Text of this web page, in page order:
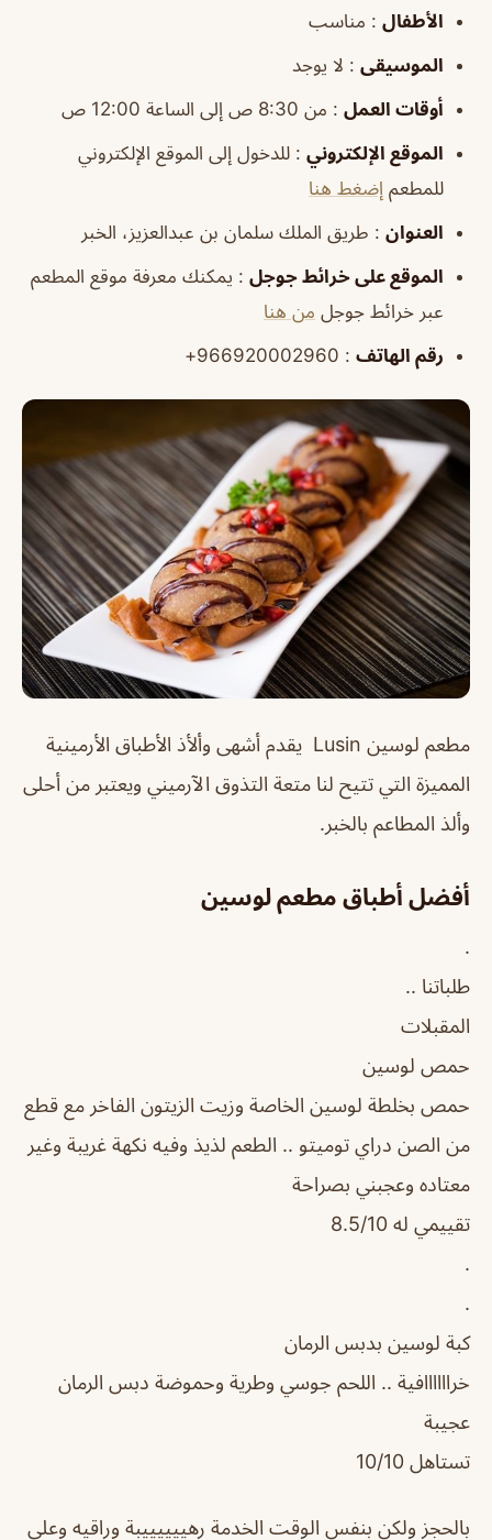
الأطفال : مناسب
الموسيقى : لا يوجد
أوقات العمل : من 8:30 ص إلى الساعة 12:00 ص
الموقع الإلكتروني : للدخول إلى الموقع الإلكتروني
للمطعم إضغط هنا
العنوان : طريق الملك سلمان بن عبدالعزيز، الخبر
الموقع على خرائط جوجل : يمكنك معرفة موقع المطعم
عبر خرائط جوجل من هنا
رقم الهاتف : 966920002960+
مطعم لوسين Lusin يقدم أشهى وألأذ الأطباق الأرمينية
المميزة التي تتيح لنا متعة التذوق الآرميني ويعتبر من أحلى
وألذ المطاعم بالخبر.
أفضل أطباق مطعم لوسين
.
طلباتنا ..
المقبلات
حمص لوسين
حمص بخلطة لوسين الخاصة وزيت الزيتون الفاخر مع قطع
من الصن دراي توميتو .. الطعم لذيذ وفيه نكهة غريبة وغير
معتاده وعجبني بصراحة
تقييمي له 8.5/10
.
.
كبة لوسين بدبس الرمان
خراااااافية .. اللحم جوسي وطرية وحموضة دبس الرمان
عجيبة
تستاهل 10/10
بالحجز ولكن بنفس الوقت الخدمة رهييييييبة وراقيه وعلى